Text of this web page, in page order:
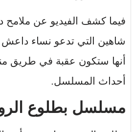
فيما كشف الفيديو عن ملامح
شاهين التي تدعو نساء داعش
أنها ستكون عقبة في طريق
أحداث المسلسل.
مسلسل بطلوع